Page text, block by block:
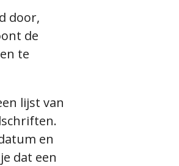
door,
de
te
lijst van
en
dat een